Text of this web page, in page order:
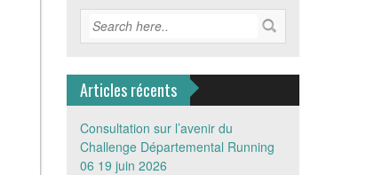
Articles récents
Consultation sur l’avenir du
Challenge Départemental Running
06 19 juin 2026